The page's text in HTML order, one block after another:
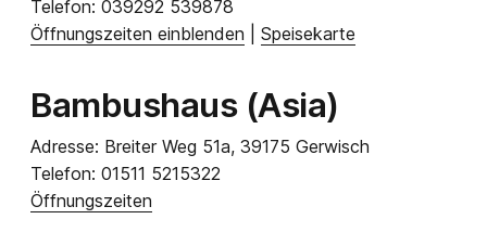
Telefon: 039292 539878
Öffnungszeiten einblenden
Speisekarte
Bambushaus (Asia)
Adresse: Breiter Weg 51a, 39175 Gerwisch
Telefon: 01511 5215322
Öffnungszeiten